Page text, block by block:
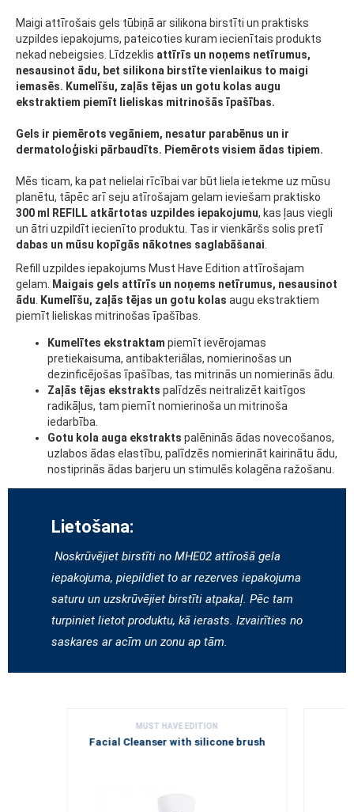
Maigi attīrošais gels tūbiņā ar silikona birstīti un praktisks
uzpildes iepakojums, pateicoties kuram iecienītais produkts
nekad nebeigsies. Līdzeklis attīrīs un noņems netīrumus,
nesausinot ādu, bet silikona birstīte vienlaikus to maigi
iemasēs. Kumelīšu, zaļās tējas un gotu kolas augu
ekstraktiem piemīt lieliskas mitrinošās īpašības.
Gels ir piemērots vegāniem, nesatur parabēnus un ir
dermatoloģiski pārbaudīts. Piemērots visiem ādas tipiem.
Mēs ticam, ka pat nelielai rīcībai var būt liela ietekme uz mūsu
planētu, tāpēc arī seju atīrošajam gelam ieviešam praktisko
300 ml REFILL atkārtotas uzpildes iepakojumu, kas ļaus viegli
un ātri uzpildīt iecienīto produktu. Tas ir vienkāršs solis pretī
dabas un mūsu kopīgās nākotnes saglabāšanai
Refill uzpildes iepakojums Must Have Edition attīrošajam
gelam.
Maigais gels attīrīs un noņems netīrumus, nesausinot
ādu
Kumelīšu, zaļās tējas un gotu kolas augu ekstraktiem
piemīt lieliskas mitrinošas īpašības.
Kumelītes ekstraktam piemīt ievērojamas
pretiekaisuma, antibakteriālas, nomierinošas un
dezinficējošas īpašības, tas mitrinās un nomierinās ādu.
Zaļās tējas ekstrakts palīdzēs neitralizēt kaitīgos
radikāļus, tam piemīt nomierinoša un mitrinoša
iedarbība.
Gotu kola auga ekstrakts palēninās ādas novecošanos,
uzlabos ādas elastību, palīdzēs nomierināt kairinātu ādu,
nostiprinās ādas barjeru un stimulēs kolagēna ražošanu.
Lietošana:
Noskrūvējiet birstīti no MHE02 attīrošā gela
iepakojuma, piepildiet to ar rezerves iepakojuma
saturu un uzskrūvējiet birstīti atpakaļ. Pēc tam
turpiniet lietot produktu, kā ierasts. Izvairīties no
saskares ar acīm un zonu ap tām.
MUST HAVE EDITION
Facial Cleanser with silicone brush